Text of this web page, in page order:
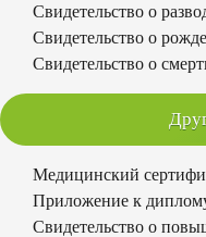
Свидетельство о
Свидетельство о
Свидетельство о
Медицинский
Приложение к
Свидетельство о